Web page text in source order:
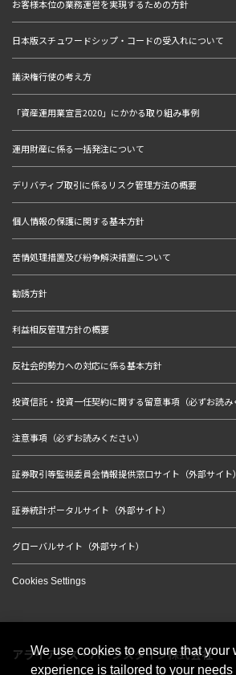
お客様本位の業務運営を実現するための方針
日本版スチュワードシップ・コードの受入れについて
議決権行使の考え方
「資産運用業宣言2020」にかかる取り組み事例
運用財産に係る一括発注について
デリバティブ取引に係るリスク管理方法の概要
個人情報の保護に関する基本方針
苦情処理措置及び紛争解決措置について
勧誘方針
利益相反管理方針の概要
反社会的勢力への対応に係る基本方針
投資信託・投資一任契約に関する留意事項（必ずお読み
注意事項（必ずお読みください）
証券取引等監視委員会情報提供窓口サイト（外部サイト）
証券統計ポータルサイト（外部サイト）
グローバルサイト（外部サイト）
Cookies Settings
アライアンス・バーンスタイン株式会社
We use cookies to ensure that your
experience is tailored to your needs